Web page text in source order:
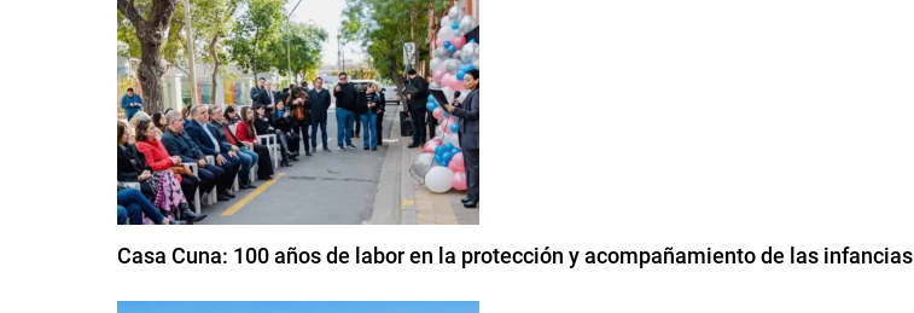
Casa Cuna: 100 años de labor en la protección y acompañamiento de las infancias